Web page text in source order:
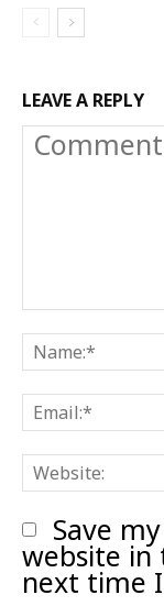
LEAVE A REPLY
Comment:
Save
website in
next time